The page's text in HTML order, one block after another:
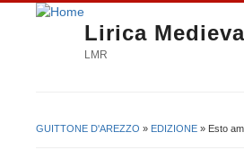
Lirica
LMR
GUITTONE D'AREZZO » EDIZIONE » Esto